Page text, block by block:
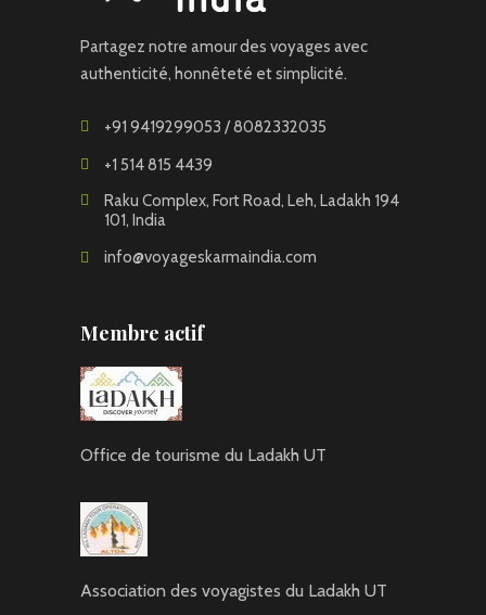
Partagez notre amour des voyages avec
authenticité, honnêteté et simplicité.
+91 9419299053 / 8082332035
+1 514 815 4439
Raku Complex, Fort Road, Leh, Ladakh 194
101, India
info@voyageskarmaindia.com
Membre actif
Office de tourisme du Ladakh UT
Association des voyagistes du Ladakh UT